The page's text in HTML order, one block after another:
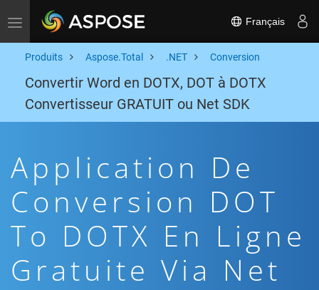
Toggle navigation Français
Produits Aspose.Total .NET Conversion
Convertir Word en DOTX, DOT à DOTX
Convertisseur GRATUIT ou Net SDK
Application De
Conversion DOT
To DOTX En Ligne
Gratuite Via Net